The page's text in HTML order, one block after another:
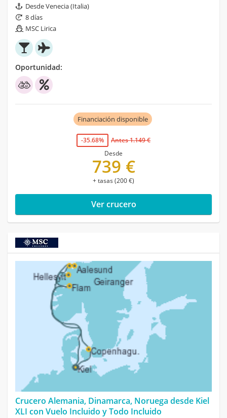
Desde Venecia (Italia)
8 días
MSC Lirica
Oportunidad:
Financiación disponible
-35.68%
Antes 1.149 €
Desde
739 €
+ tasas (200 €)
Ver crucero
Crucero Alemania, Dinamarca, Noruega desde Kiel
XLI con Vuelo Incluido y Todo Incluido